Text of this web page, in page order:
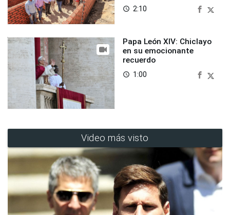
access_time 2:10
Papa León XIV: Chiclayo
en su emocionante
recuerdo
access_time 1:00
Video más visto